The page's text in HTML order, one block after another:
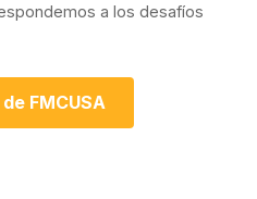
a los desafíos
FMCUSA